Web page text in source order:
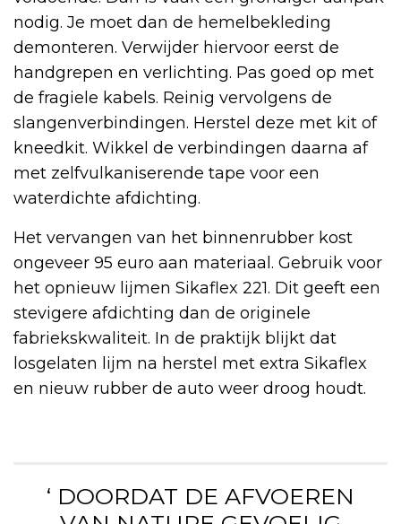
nodig. Je moet dan de hemelbekleding
demonteren. Verwijder hiervoor eerst de
handgrepen en verlichting. Pas goed op met
de fragiele kabels. Reinig vervolgens de
slangenverbindingen. Herstel deze met kit of
kneedkit. Wikkel de verbindingen daarna af
met zelfvulkaniserende tape voor een
waterdichte afdichting.
Het vervangen van het binnenrubber kost
ongeveer 95 euro aan materiaal. Gebruik voor
het opnieuw lijmen Sikaflex 221. Dit geeft een
stevigere afdichting dan de originele
fabriekskwaliteit. In de praktijk blijkt dat
losgelaten lijm na herstel met extra Sikaflex
en nieuw rubber de auto weer droog houdt.
‘ DOORDAT DE AFVOEREN